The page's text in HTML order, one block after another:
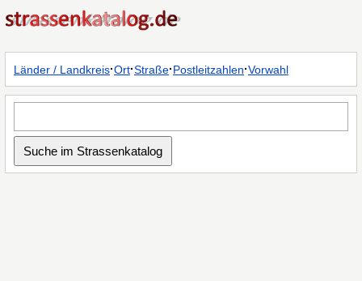
Länder / Landkreis·Ort·Straße·Postleitzahlen·Vorwahl